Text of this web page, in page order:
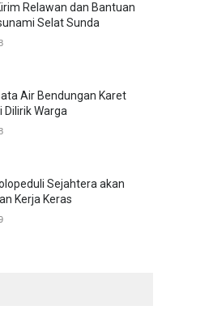
Relawan dan Bantuan
Selat Sunda
Air Bendungan Karet
Warga
Sejahtera akan
Kerja Keras